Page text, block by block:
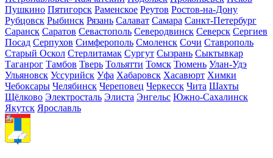
Пушкино Пятигорск Раменское Реутов Ростов-на-Дону
Рубцовск Рыбинск Рязань Салават Самара Санкт-Петербург
Саранск Саратов Севастополь Северодвинск Северск Сергиев
Посад Серпухов Симферополь Смоленск Сочи Ставрополь
Старый Оскол Стерлитамак Сургут Сызрань Сыктывкар
Таганрог Тамбов Тверь Тольятти Томск Тюмень Улан-Удэ
Ульяновск Уссурийск Уфа Хабаровск Хасавюрт Химки
Чебоксары Челябинск Череповец Черкесск Чита Шахты
Щёлково Электросталь Элиста Энгельс Южно-Сахалинск
Якутск Ярославль